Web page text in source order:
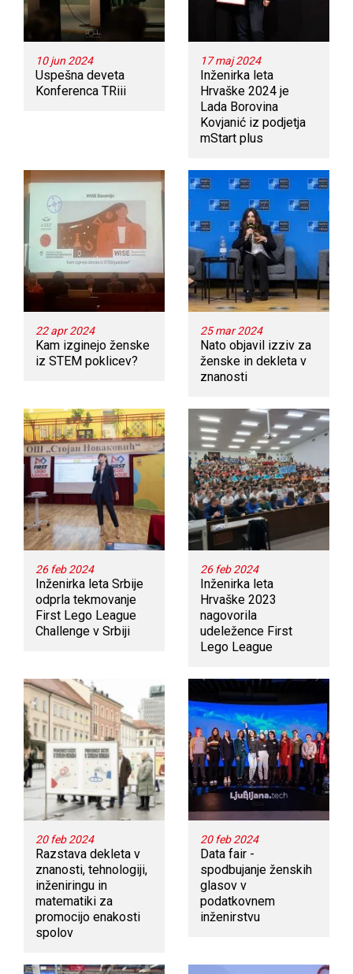
10 jun 2024
Uspešna deveta
Konferenca TRiii
17 maj 2024
Inženirka leta
Hrvaške 2024 je
Lada Borovina
Kovjanić iz podjetja
mStart plus
22 apr 2024
Kam izginejo ženske
iz STEM poklicev?
25 mar 2024
Nato objavil izziv za
ženske in dekleta v
znanosti
26 feb 2024
Inženirka leta Srbije
odprla tekmovanje
First Lego League
Challenge v Srbiji
26 feb 2024
Inženirka leta
Hrvaške 2023
nagovorila
udeležence First
Lego League
20 feb 2024
Razstava dekleta v
znanosti, tehnologiji,
inženiringu in
matematiki za
promocijo enakosti
spolov
20 feb 2024
Data fair -
spodbujanje ženskih
glasov v
podatkovnem
inženirstvu